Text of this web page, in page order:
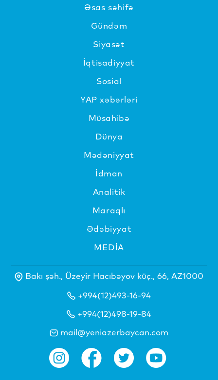
Əsas səhifə
Gündəm
Siyasət
İqtisadiyyat
Sosial
YAP xəbərləri
Müsahibə
Dünya
Mədəniyyat
İdman
Analitik
Maraqlı
Ədəbiyyat
MEDİA
Bakı şəh., Üzeyir Hacıbəyov küç., 66, AZ1000
+994(12)493-16-94
+994(12)498-19-84
mail@yeniazerbaycan.com